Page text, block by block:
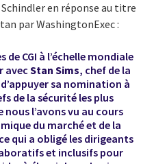
Schindler en réponse au titre
par WashingtonExec :
de CGI à l’échelle mondiale
avec Stan Sims, chef de la
d’appuyer sa nomination à
de la sécurité les plus
l’avons vu au cours
du marché et de la
qui a obligé les dirigeants
et inclusifs pour